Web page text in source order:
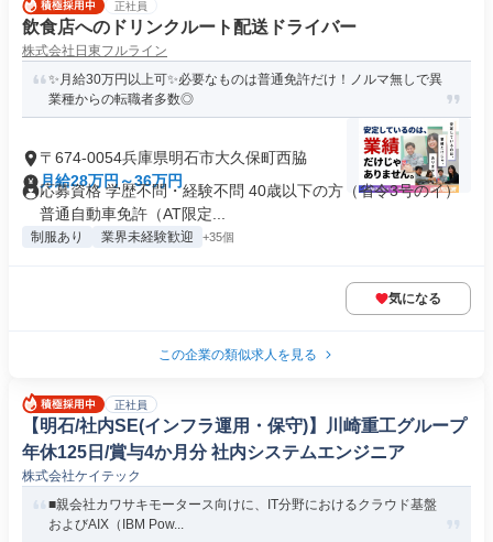
正社員
飲食店へのドリンクルート配送ドライバー
株式会社日東フルライン
✨️月給30万円以上可✨必要なものは普通免許だけ️！ノルマ無しで異
業種からの転職者多数◎
〒674-0054兵庫県明石市大久保町西脇
月給28万円～36万円
応募資格 学歴不問・経験不問 40歳以下の方（省令3号のイ）
普通自動車免許（AT限定...
制服あり 業界未経験歓迎 +35個
気になる
この企業の類似求人を見る
正社員
【明石/社内SE(インフラ運用・保守)】川崎重工グループ
年休125日/賞与4か月分 社内システムエンジニア
株式会社ケイテック
■親会社カワサキモータース向けに、IT分野におけるクラウド基盤
およびAIX（IBM Pow...